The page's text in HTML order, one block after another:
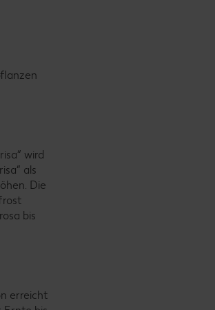
wird
als
Die
bis
erreicht